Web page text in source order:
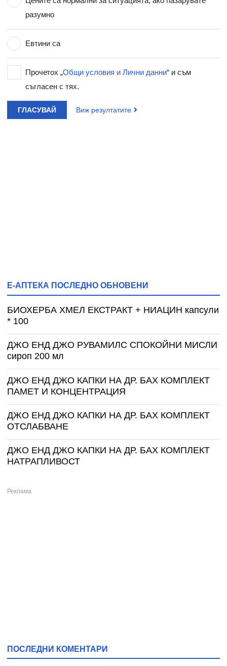
разумно
Евтини са
Прочетох „Общи условия и Лични данни“ и съм
съгласен с тях.
ГЛАСУВАЙ Виж резултатите
Е-АПТЕКА ПОСЛЕДНО ОБНОВЕНИ
БИОХЕРБА ХМЕЛ ЕКСТРАКТ + НИАЦИН капсули
* 100
ДЖО ЕНД ДЖО РУВАМИЛС СПОКОЙНИ МИСЛИ
сироп 200 мл
ДЖО ЕНД ДЖО КАПКИ НА ДР. БАХ КОМПЛЕКТ
ПАМЕТ И КОНЦЕНТРАЦИЯ
ДЖО ЕНД ДЖО КАПКИ НА ДР. БАХ КОМПЛЕКТ
ОТСЛАБВАНЕ
ДЖО ЕНД ДЖО КАПКИ НА ДР. БАХ КОМПЛЕКТ
НАТРАПЛИВОСТ
ПОСЛЕДНИ КОМЕНТАРИ